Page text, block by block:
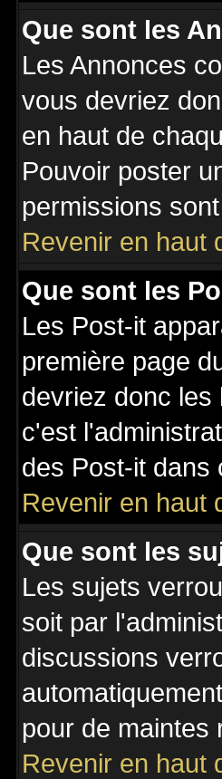
Que sont les
Les Annonces
vous devriez
en haut de
Pouvoir poster
permissions
Revenir en haut
Que sont les
Les Post-it
première page
devriez donc les
c'est
des Post-it dans
Revenir en haut
Que sont les
Les sujets
soit par
discussions
pour de maintes
Revenir en haut